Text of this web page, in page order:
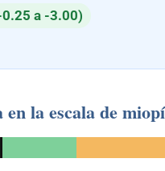
a -3.00)
en la escala de